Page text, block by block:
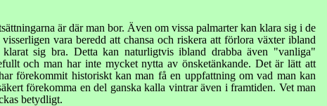
är där man bor. Även om vissa palmarter kan klara sig i de
vara beredd att chansa och riskera att förlora växter ibland
sig bra. Detta kan naturligtvis ibland drabba även "vanliga"
och man har inte mycket nytta av önsketänkande. Det är lätt att
förekommit historiskt kan man få en uppfattning om vad man kan
förekomma en del ganska kalla vintrar även i framtiden. Vet man
betydligt.